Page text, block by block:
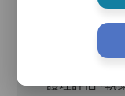
主管,助理員,
護理評估、執